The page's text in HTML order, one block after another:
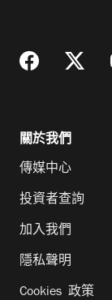
關於我們
傳媒中心
投資者查詢
加入我們
隱私聲明
Cookies 政策